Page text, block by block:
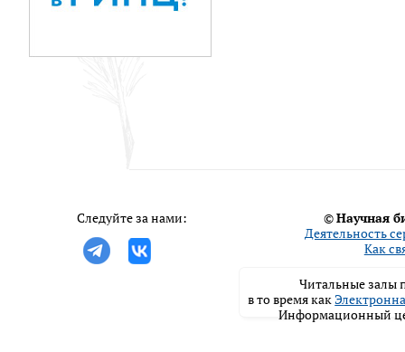
Следуйте за нами: ©Научная
Деятельность
Как
Читальные залы
в то время как
Информационный